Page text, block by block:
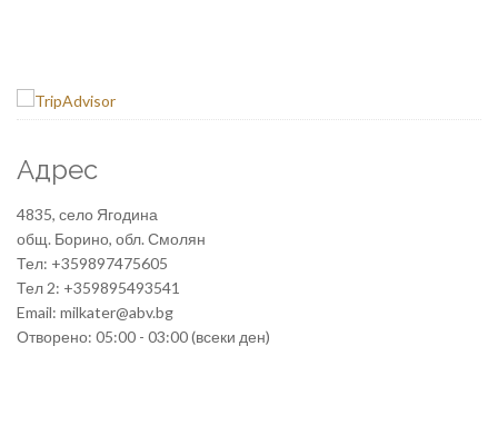
Адрес
4835, село Ягодина
общ. Борино, обл. Смолян
Тел: +359897475605
Тел 2: +359895493541
Email: milkater@abv.bg
Отворено: 05:00 - 03:00 (всеки ден)